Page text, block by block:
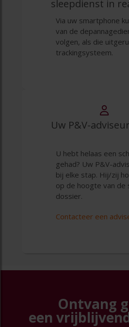
sleepdienst in
Via uw smartphone
van de
volgen, als die
trackingsysteem.
Uw P&V-adviseur
U hebt helaas een
gehad? Uw P&V-
bij elke stap. Hij/zij
op de hoogte van de
dossier.
Contacteer een
Ontvang
een